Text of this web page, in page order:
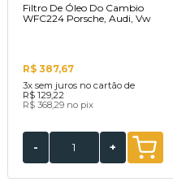
Filtro De Óleo Do Cambio
WFC224 Porsche, Audi, Vw
R$ 387,67
3x sem juros no cartão de
R$ 129,22
R$ 368,29 no pix
- +